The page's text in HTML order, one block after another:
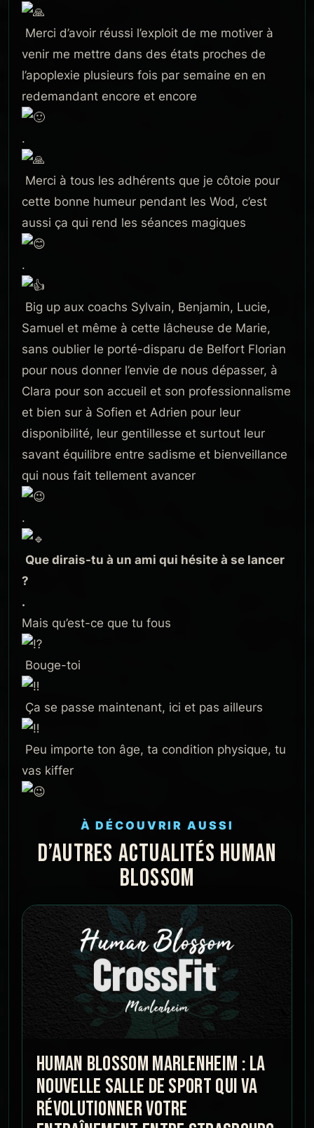
Merci d’avoir réussi l’exploit de me motiver à
venir me mettre dans des états proches de
l’apoplexie plusieurs fois par semaine en en
redemandant encore et encore
.
Merci à tous les adhérents que je côtoie pour
cette bonne humeur pendant les Wod, c’est
aussi ça qui rend les séances magiques
.
Big up aux coachs Sylvain, Benjamin, Lucie,
Samuel et même à cette lâcheuse de Marie,
sans oublier le porté-disparu de Belfort Florian
pour nous donner l’envie de nous dépasser, à
Clara pour son accueil et son professionnalisme
et bien sur à Sofien et Adrien pour leur
disponibilité, leur gentillesse et surtout leur
savant équilibre entre sadisme et bienveillance
qui nous fait tellement avancer
.
Que dirais-tu à un ami qui hésite à se lancer
?
.
Mais qu’est-ce que tu fous
Bouge-toi
Ça se passe maintenant, ici et pas ailleurs
Peu importe ton âge, ta condition physique, tu
vas kiffer
À DÉCOUVRIR AUSSI
D’AUTRES ACTUALITÉS HUMAN
BLOSSOM
HUMAN BLOSSOM MARLENHEIM : LA
NOUVELLE SALLE DE SPORT QUI VA
RÉVOLUTIONNER VOTRE